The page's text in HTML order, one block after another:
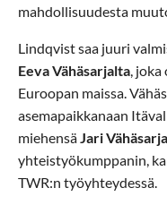
mahdollisuudesta
Lindqvist saa juuri
Eeva Vähäsarjalta,
Euroopan maissa.
asemapaikkanaan
miehensäJari
yhteistyökumppanin,
TWR:n työyhteydessä.